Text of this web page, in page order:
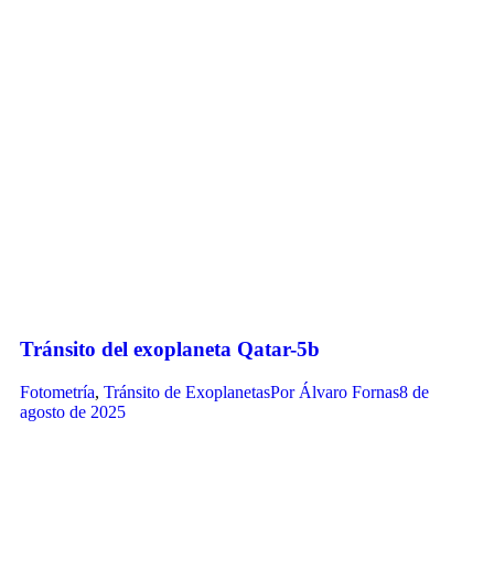
Tránsito del exoplaneta Qatar-5b
Fotometría, Tránsito de ExoplanetasPor Álvaro Fornas8 de
agosto de 2025